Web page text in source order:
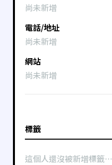
尚未新增
電話/地址
尚未新增
網站
尚未新增
標籤
這個人還沒被新增標籤⋯